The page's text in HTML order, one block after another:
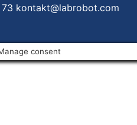
kontakt@labrobot.com
consent